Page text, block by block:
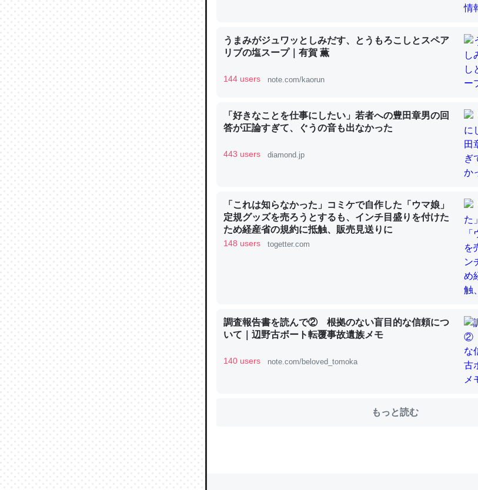
論文では「淡水はカルシウムも酸素も不足してて両方に不利だか
は」とあって面白い。海にいる鋏角類（カブトガニ・ウミグモ）は
─ニュース :: 【研究発表】昆虫学の大問題＝「昆虫はなぜ海にいないのか」に
これを元に考えるとカルシウムを大量に使う脊椎動物と貝類は苦
ウチもEchoを実家に置いて４年。でたまに覗いてる。ぼちぼち
中。あと、Googleマップで位置情報を共有してる。電池残量や充
た｜tayorini by LIFULL介護
きる。一生で親と会える残り時間を日数にすると1週間とかの人が
うまみがジュワッとしみだす、とうもろこしとスペア
リブの塩スープ｜有賀 薫
144 users note.com/kaorun
「好きなことを仕事にしたい」若者への豊田章男の回
答が正論すぎて、ぐうの音も出なかった
443 users diamond.jp
「これは知らなかった」コミケで自作した「ウマ娘」
定規グッズを売ろうとするも、インチ目盛りを付けた
ため経産省の規約に抵触、販売見送りに
148 users togetter.com
調査報告書を読んで② 根拠のない盲目的な信頼につ
いて｜辺野古ボート転覆事故遺族メモ
140 users note.com/beloved_tomoka
もっと読む